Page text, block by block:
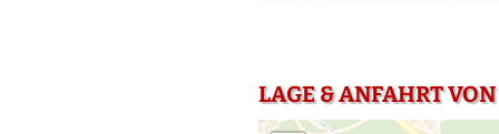
LAGE & ANFAHRT